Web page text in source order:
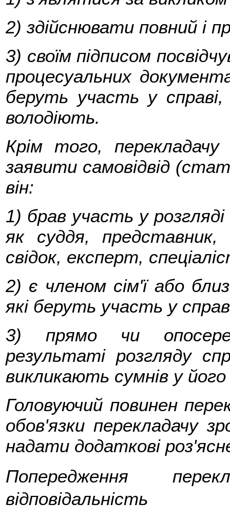
2) здійснювати повний і
3) своїм підписом
процесуальних
беруть участь у
володіють.
Крім того,
заявити самовідвід
він:
1) брав участь у розгляді
як суддя, представник,
свідок, експерт,
2) є членом сім'ї або
які беруть участь у
3) прямо чи
результаті розгляду
викликають сумнів у
Головуючий повинен
обов'язки перекладачу
надати додаткові
Попередження
відповідальність